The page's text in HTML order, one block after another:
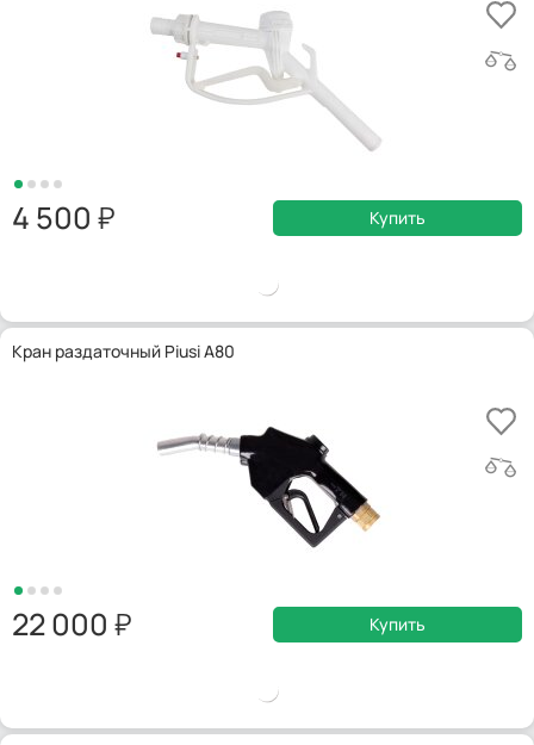
4 500 Купить
Кран раздаточный Piusi A80
22 000 Купить